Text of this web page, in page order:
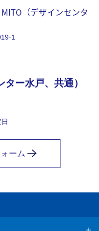
（デザインセンタ
1
ター水戸、共通）
ーム